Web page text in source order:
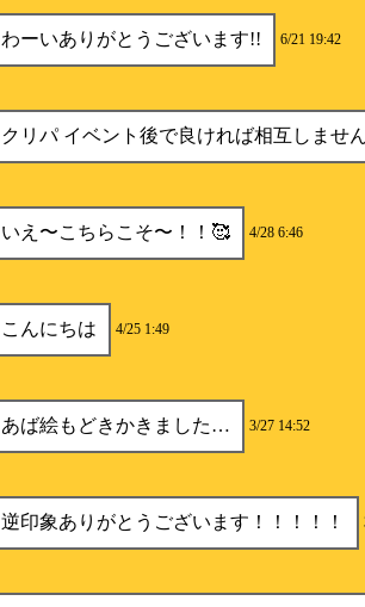
わーいありがとうございます!! 6/21 19:42
クリパ イベント後で良ければ相互しませ
いえ〜こちらこそ〜！！🥰 4/28 6:46
こんにちは 4/25 1:49
あば絵もどきかきました… 3/27 14:52
逆印象ありがとうございます！！！！！